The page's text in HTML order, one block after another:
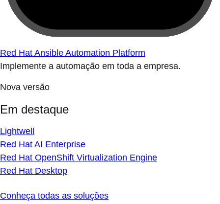
Red Hat Ansible Automation Platform
Implemente a automação em toda a empresa.
Nova versão
Em destaque
Lightwell
Red Hat AI Enterprise
Red Hat OpenShift Virtualization Engine
Red Hat Desktop
Conheça todas as soluções